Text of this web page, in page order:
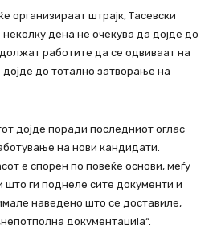
организираат штрајк, Тасевски
дена не очекува да дојде до
работите да се одвиваат на
дојде до тотално затворање на
дојде поради последниот оглас
на нови кандидати.
е спорен по повеќе основи, меѓу
што ги поднеле сите документи и
наведено што се доставиле,
документација“.